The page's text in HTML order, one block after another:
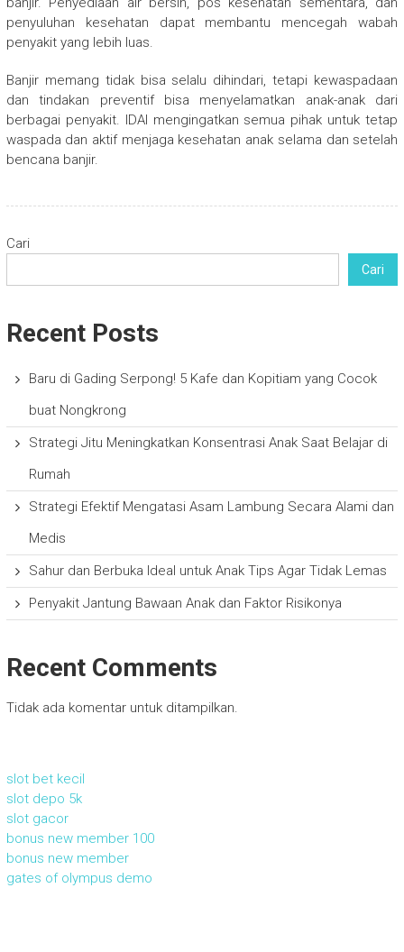
penyuluhan kesehatan dapat membantu mencegah wabah
penyakit yang lebih luas.
Banjir memang tidak bisa selalu dihindari, tetapi kewaspadaan
dan tindakan preventif bisa menyelamatkan anak-anak dari
berbagai penyakit. IDAI mengingatkan semua pihak untuk tetap
waspada dan aktif menjaga kesehatan anak selama dan setelah
bencana banjir.
Cari
Cari
Recent Posts
Baru di Gading Serpong! 5 Kafe dan Kopitiam yang Cocok
buat Nongkrong
Strategi Jitu Meningkatkan Konsentrasi Anak Saat Belajar di
Rumah
Strategi Efektif Mengatasi Asam Lambung Secara Alami dan
Medis
Sahur dan Berbuka Ideal untuk Anak Tips Agar Tidak Lemas
Penyakit Jantung Bawaan Anak dan Faktor Risikonya
Recent Comments
Tidak ada komentar untuk ditampilkan.
slot bet kecil
slot depo 5k
slot gacor
bonus new member 100
bonus new member
gates of olympus demo